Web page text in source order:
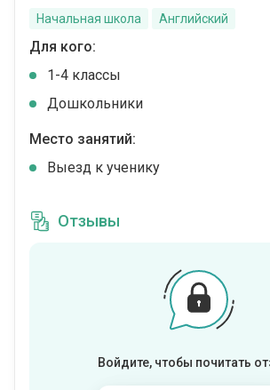
Начальная школа Английский
Для кого:
1-4 классы
Дошкольники
Место занятий:
Выезд к ученику
Отзывы
Войдите, чтобы почитать